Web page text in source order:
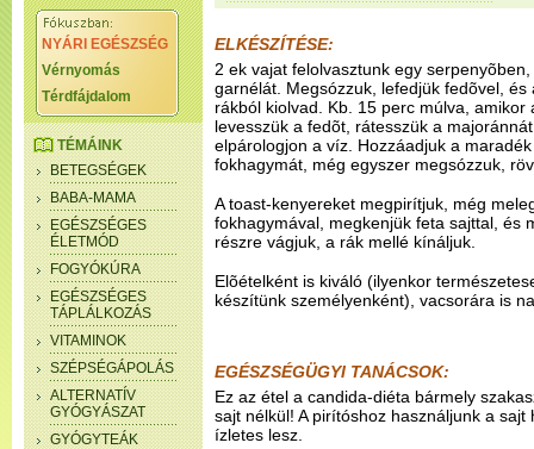
NYÁRI EGÉSZSÉG
Vérnyomás
Térdfájdalom
TÉMÁINK
BETEGSÉGEK
BABA-MAMA
EGÉSZSÉGES
ÉLETMÓD
FOGYÓKÚRA
EGÉSZSÉGES
TÁPLÁLKOZÁS
VITAMINOK
SZÉPSÉGÁPOLÁS
ALTERNATÍV
GYÓGYÁSZAT
GYÓGYTEÁK
ELKÉSZÍTÉSE:
2 ek vajat felolvasztunk egy
garnélát. Megsózzuk, lefedjük fedõvel,
rákból kiolvad. Kb. 15 perc múlva, amikor
levesszük a fedõt, rátesszük a
elpárologjon a víz. Hozzáadjuk a
fokhagymát, még egyszer megsózzuk,
A toast-kenyereket megpirítjuk, még
fokhagymával, megkenjük feta sajttal, és
részre vágjuk, a rák mellé kínáljuk.
Elõételként is kiváló (ilyenkor
készítünk személyenként), vacsorára is
EGÉSZSÉGÜGYI TANÁCSOK:
Ez az étel a candida-diéta bármely
sajt nélkül! A pirítóshoz használjunk a
ízletes lesz.